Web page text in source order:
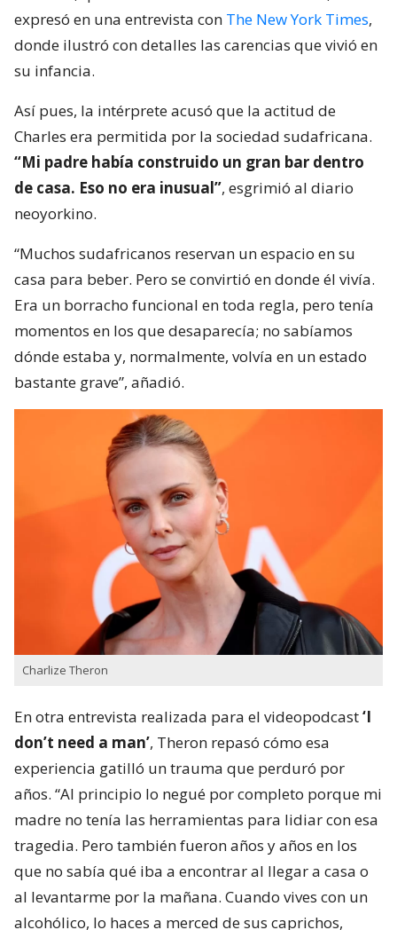
expresó en una entrevista con The New York Times,
donde ilustró con detalles las carencias que vivió en
su infancia.
Así pues, la intérprete acusó que la actitud de
Charles era permitida por la sociedad sudafricana.
“Mi padre había construido un gran bar dentro
de casa. Eso no era inusual”, esgrimió al diario
neoyorkino.
“Muchos sudafricanos reservan un espacio en su
casa para beber. Pero se convirtió en donde él vivía.
Era un borracho funcional en toda regla, pero tenía
momentos en los que desaparecía; no sabíamos
dónde estaba y, normalmente, volvía en un estado
bastante grave”, añadió.
Charlize Theron
En otra entrevista realizada para el videopodcast‘I
don’t need a man’, Theron repasó cómo esa
experiencia gatilló un trauma que perduró por
años. “Al principio lo negué por completo porque mi
madre no tenía las herramientas para lidiar con esa
tragedia. Pero también fueron años y años en los
que no sabía qué iba a encontrar al llegar a casa o
al levantarme por la mañana. Cuando vives con un
alcohólico, lo haces a merced de sus caprichos,